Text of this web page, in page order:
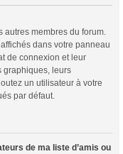
membres du forum.
dans votre panneau
de connexion et leur
graphiques, leurs
un utilisateur à votre
par défaut.
de ma liste d’amis ou